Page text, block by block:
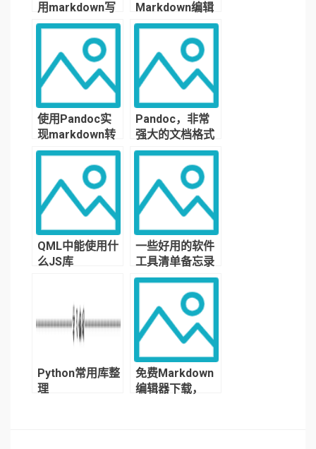
用markdown写
图标、思维导
图、饼图、时序
图等
Markdown编辑
器Typora中使用
Mermaid绘制思
维导图？
使用Pandoc实
现markdown转
换word，word
转换markdown
Pandoc，非常
强大的文档格式
转换工具
QML中能使用什
么JS库
一些好用的软件
工具清单备忘录
Python常用库整
理
免费Markdown
编辑器下载，